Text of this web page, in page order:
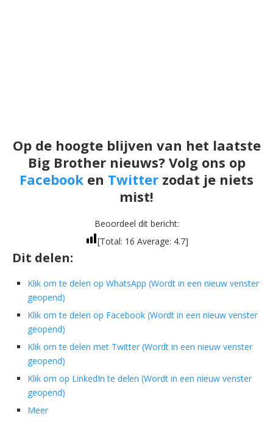
Op de hoogte blijven van het laatste
Big Brother nieuws? Volg ons op
Facebook en Twitter zodat je niets
mist!
Beoordeel dit bericht:
[Total: 16 Average: 4.7]
Dit delen:
Klik om te delen op WhatsApp (Wordt in een nieuw venster
geopend)
Klik om te delen op Facebook (Wordt in een nieuw venster
geopend)
Klik om te delen met Twitter (Wordt in een nieuw venster
geopend)
Klik om op LinkedIn te delen (Wordt in een nieuw venster
geopend)
Meer